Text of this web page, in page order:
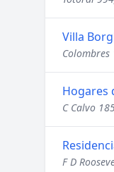
Villa
Colombres
Hogares
C Calvo
F D